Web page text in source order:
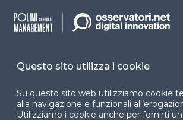
YouTube X
Questo sito utilizza i cookie
Su questo sito web utilizziamo cookie
alla navigazione e funzionali
Utilizziamo i cookie anche per fornirti